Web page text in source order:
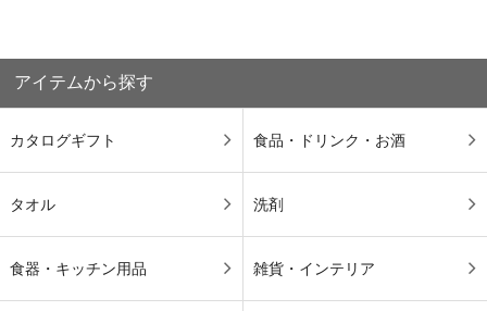
アイテムから探す
カタログギフト 食品・ドリンク・お酒
タオル 洗剤
食器・キッチン用品 雑貨・インテリア